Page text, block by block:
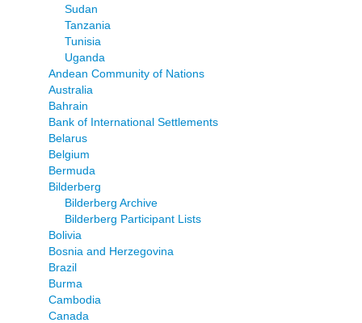
Sudan
Tanzania
Tunisia
Uganda
Andean Community of Nations
Australia
Bahrain
Bank of International Settlements
Belarus
Belgium
Bermuda
Bilderberg
Bilderberg Archive
Bilderberg Participant Lists
Bolivia
Bosnia and Herzegovina
Brazil
Burma
Cambodia
Canada